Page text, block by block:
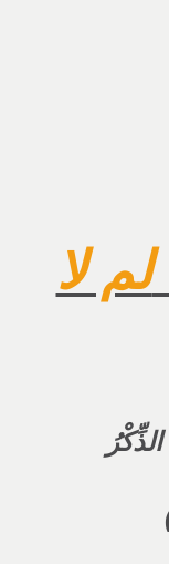
لم لا